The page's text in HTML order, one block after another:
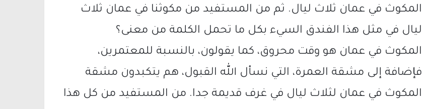
المكوث في عمان ثلاث ليال. ثم من المستفيد من مكوثنا في عمان ثلاث
ليال في مثل هذا الفندق السيء بكل ما تحمل الكلمة من معنى؟
المكوث في عمان هو وقت محروق، كما يقولون، بالنسبة للمعتمرين،
فإضافة إلى مشقة العمرة، التي نسأل الله القبول، هم يتكبدون مشقة
المكوث في عمان لثلاث ليال في غرف قديمة جدا. من المستفيد من كل هذا